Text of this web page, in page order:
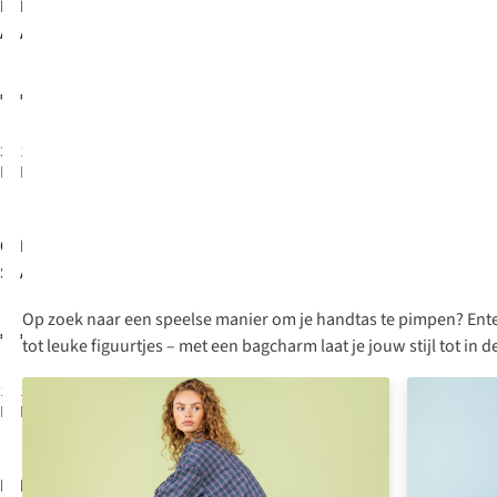
Becksöndergaard
Accessoire
€15,00
2
kleuren
beschikbaar
Hvisk
Accessoire
€15,00
1
beschikbaar
O My Bag
Sierraad Bag
Cherry
€35,00
1
kleur
beschikbaar
Ichi
Accessoire
Keychain -
Bag charm
€9,95
1
beschikbaar
BonnieBonnie
Op zoek naar een speelse manier om je handtas te pimpen?
tot leuke figuurtjes – met een bagcharm laat je jouw stijl tot in